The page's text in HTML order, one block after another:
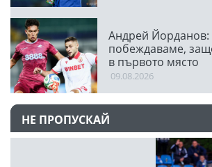
Андрей Йорданов:
побеждаваме,
в първото място
09.08.2026
НЕ ПРОПУСКАЙ